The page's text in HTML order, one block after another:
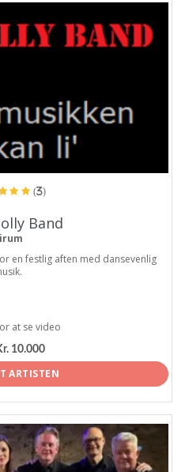
(3)
Band
en festlig aften med dansevenlig
at se video
10.000
ARTISTEN